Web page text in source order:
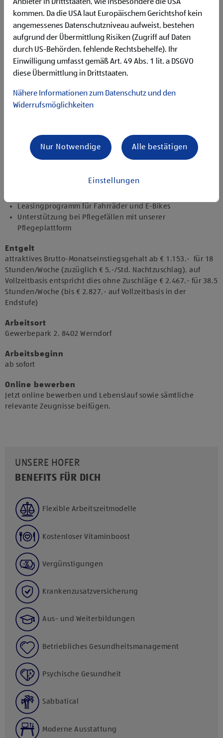
Qualifikationen, die ich mitbringe
grundlegende Deutschkenntnisse
kein Staplerschein erforderlich
zuverlässige und selbstständige Arbeitsweise
Bereitschaft zu körperlich anspruchsvollen Tätigkeiten
Angebote, die mich überzeugen
vielseitiges Tätigkeitsfeld
umfangreiche Einarbeitung und individuelles
kostenlose Verpflegung in Form von täglich frischem Obst
und Gemüse, Kaffee sowie Tee
Möglichkeit von mehrmonatigen Sabbaticals
Leasingprogramm für Fahrräder und E-Bikes
Unterstützung bei Pflegefällen mit unserer
Pflegeplattform
Entgelt
attraktives Brutto-Monatseinstiegsgehalt ab € 1.153,- für 18
Stunden/Woche (zuzüglich € 5,-/Std. Nachtzuschlag), auf
Vollzeitbasis entspricht dies ohne Zuschläge € 2.467,- für 38,5
Stunden/Woche (bis € 2.827,- auf Vollzeitbasis in der
Endstufe)
Arbeitsort
​Gewerbepark 2, 8402 Werndorf​
Arbeitsbeginn
​ab sofort​
Online bewerben
Jetzt online bewerben und Lebenslauf sowie sämtliche
relevante Zeugnisse beifügen.
UNSERE HOFER
BENEFITS FÜR DICH
Flexible Arbeitszeitmodelle
Kostenloser Vitaminboost
Vergünstigungen
Krankenzusatzversicherung
Aus- und Weiterbildungen
Betriebliches Gesundheitsmanagement
Psychische Gesundheit
Sabbatical
Moderne Ausstattung
Anbieter in Drittstaaten, wie insbesondere die USA
kommen. Da die USA laut Europäischem Gerichtshof kein
angemessenes Datenschutzniveau aufweist, bestehen
aufgrund der Übermittlung Risiken (Zugriff auf Daten
durch US-Behörden, fehlende Rechtsbehelfe). Ihr
Einwilligung umfasst gemäß Art. 49 Abs. 1 lit. a DSGVO
diese Übermittlung in Drittstaaten.
Nähere Informationen zum Datenschutz und den
Widerrufsmöglichkeiten
Einstellungen
Nur Notwendige Alle bestätigen